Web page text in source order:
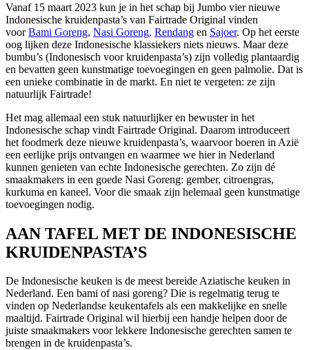
Vanaf 15 maart 2023 kun je in het schap bij Jumbo vier nieuwe
Indonesische kruidenpasta’s van Fairtrade Original vinden
voorBami Goreng, Nasi Goreng, Rendang en Sajoer. Op het eerste
oog lijken deze Indonesische klassiekers niets nieuws. Maar deze
bumbu’s (Indonesisch voor kruidenpasta’s) zijn volledig plantaardig
en bevatten geen kunstmatige toevoegingen en geen palmolie. Dat is
een unieke combinatie in de markt. En niet te vergeten: ze zijn
natuurlijk Fairtrade!
Het mag allemaal een stuk natuurlijker en bewuster in het
Indonesische schap vindt Fairtrade Original. Daarom introduceert
het foodmerk deze nieuwe kruidenpasta’s, waarvoor boeren in Azië
een eerlijke prijs ontvangen en waarmee we hier in Nederland
kunnen genieten van echte Indonesische gerechten. Zo zijn dé
smaakmakers in een goede Nasi Goreng: gember, citroengras,
kurkuma en kaneel. Voor die smaak zijn helemaal geen kunstmatige
toevoegingen nodig.
AAN TAFEL MET DE INDONESISCHE
KRUIDENPASTA’S
De Indonesische keuken is de meest bereide Aziatische keuken in
Nederland. Een bami of nasi goreng? Die is regelmatig terug te
vinden op Nederlandse keukentafels als een makkelijke en snelle
maaltijd. Fairtrade Original wil hierbij een handje helpen door de
juiste smaakmakers voor lekkere Indonesische gerechten samen te
brengen in de kruidenpasta’s.